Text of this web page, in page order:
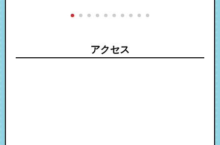
アクセス